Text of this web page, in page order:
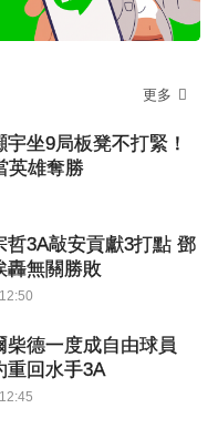
更多
宇坐9局板凳不打緊！
英雄奪勝
哲3A敲安貢獻3打點 鄧
轟無關勝敗
柴德一度成自由球員
重回水手3A